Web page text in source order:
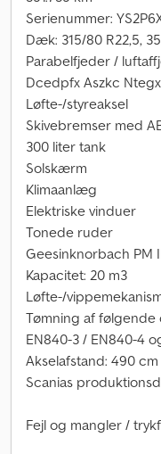
Serienummer:
Dæk: 315/80 R22,5,
Parabelfjeder /
Dcedpfx Aszkc
Løfte-/styreaksel
Skivebremser med
300 liter tank
Solskærm
Klimaanlæg
Elektriske vinduer
Tonede ruder
Geesinknorbach PM
Kapacitet: 20 m3
Løfte-/
Tømning af følgende
EN840-3 / EN840-4
Akselafstand: 490 cm
Scanias
Fejl og mangler /